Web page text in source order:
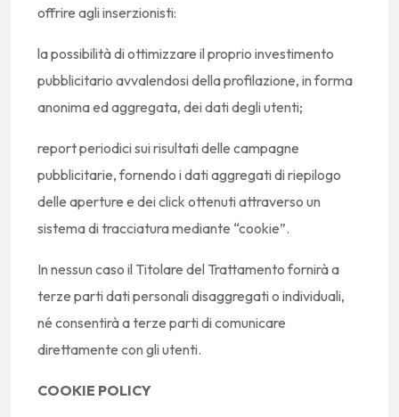
offrire agli inserzionisti:
la possibilità di ottimizzare il proprio investimento
pubblicitario avvalendosi della profilazione, in forma
anonima ed aggregata, dei dati degli utenti;
report periodici sui risultati delle campagne
pubblicitarie, fornendo i dati aggregati di riepilogo
delle aperture e dei click ottenuti attraverso un
sistema di tracciatura mediante “cookie”.
In nessun caso il Titolare del Trattamento fornirà a
terze parti dati personali disaggregati o individuali,
né consentirà a terze parti di comunicare
direttamente con gli utenti.
COOKIE POLICY